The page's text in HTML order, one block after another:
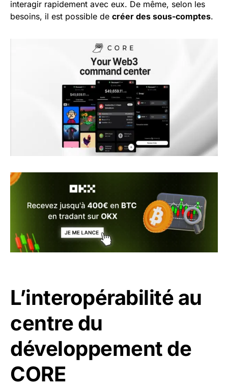
interagir rapidement avec eux. De même, selon les
besoins, il est possible de créer des sous-comptes.
L’interopérabilité au
centre du
développement de
CORE